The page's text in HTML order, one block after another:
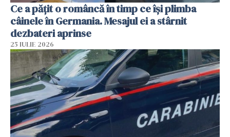
Ce a pățit o româncă în timp ce își plimba
câinele în Germania. Mesajul ei a stârnit
dezbateri aprinse
25 IULIE 2026